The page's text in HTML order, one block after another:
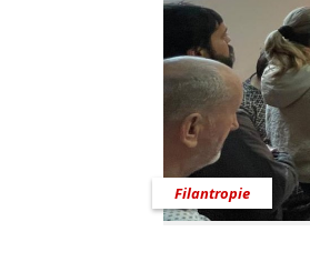
Filantropie